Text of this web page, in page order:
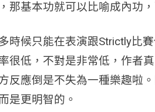
那基本功就可以比喻成內功
時候只能在表演跟Strictly比
很低，不對是非常低，作者
反應倒是不失為一種樂趣啦
是更明智的。